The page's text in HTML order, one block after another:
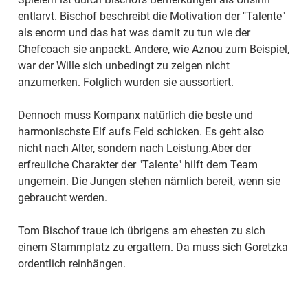
entlarvt. Bischof beschreibt die Motivation der "Talente"
als enorm und das hat was damit zu tun wie der
Chefcoach sie anpackt. Andere, wie Aznou zum Beispiel,
war der Wille sich unbedingt zu zeigen nicht
anzumerken. Folglich wurden sie aussortiert.
Dennoch muss Kompanx natürlich die beste und
harmonischste Elf aufs Feld schicken. Es geht also
nicht nach Alter, sondern nach Leistung.Aber der
erfreuliche Charakter der "Talente" hilft dem Team
ungemein. Die Jungen stehen nämlich bereit, wenn sie
gebraucht werden.
Tom Bischof traue ich übrigens am ehesten zu sich
einem Stammplatz zu ergattern. Da muss sich Goretzka
ordentlich reinhängen.